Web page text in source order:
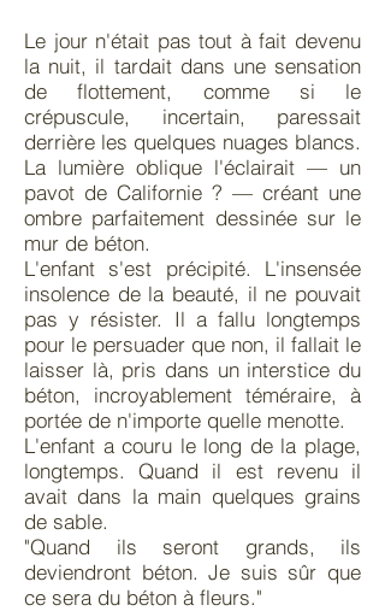
Le jour n'était pas tout à fait devenu
la nuit, il tardait dans une sensation
de flottement, comme si le
crépuscule, incertain, paressait
derrière les quelques nuages blancs.
La lumière oblique l'éclairait — un
pavot de Californie ? — créant une
ombre parfaitement dessinée sur le
mur de béton.
L'enfant s'est précipité. L'insensée
insolence de la beauté, il ne pouvait
pas y résister. Il a fallu longtemps
pour le persuader que non, il fallait le
laisser là, pris dans un interstice du
béton, incroyablement téméraire, à
portée de n'importe quelle menotte.
L'enfant a couru le long de la plage,
longtemps. Quand il est revenu il
avait dans la main quelques grains
de sable.
"Quand ils seront grands, ils
deviendront béton. Je suis sûr que
ce sera du béton à fleurs."